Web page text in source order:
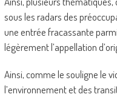
sous les radars des
une entrée fracassante
légèrement l’appellation
Ainsi, comme le souligne le
l’environnement et des